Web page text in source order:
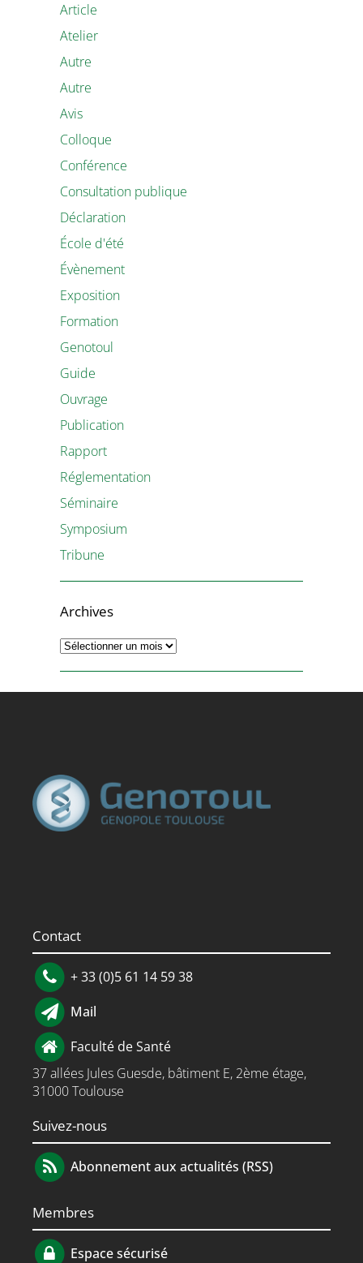
Article
Atelier
Autre
Autre
Avis
Colloque
Conférence
Consultation publique
Déclaration
École d'été
Évènement
Exposition
Formation
Genotoul
Guide
Ouvrage
Publication
Rapport
Réglementation
Séminaire
Symposium
Tribune
Archives
Archives
Contact
+ 33 (0)5 61 14 59 38
Mail
Faculté de Santé
37 allées Jules Guesde, bâtiment E, 2ème étage,
31000 Toulouse
Suivez-nous
Abonnement aux actualités (RSS)
Membres
Espace sécurisé